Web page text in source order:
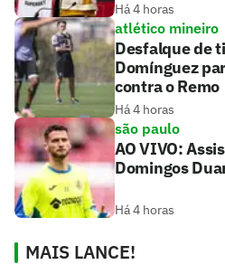
Há 4 horas
atlético mineiro
Desfalque de
Domínguez
contra o Remo
Há 4 horas
são paulo
AO VIVO:
Domingos
Há 4 horas
MAIS LANCE!